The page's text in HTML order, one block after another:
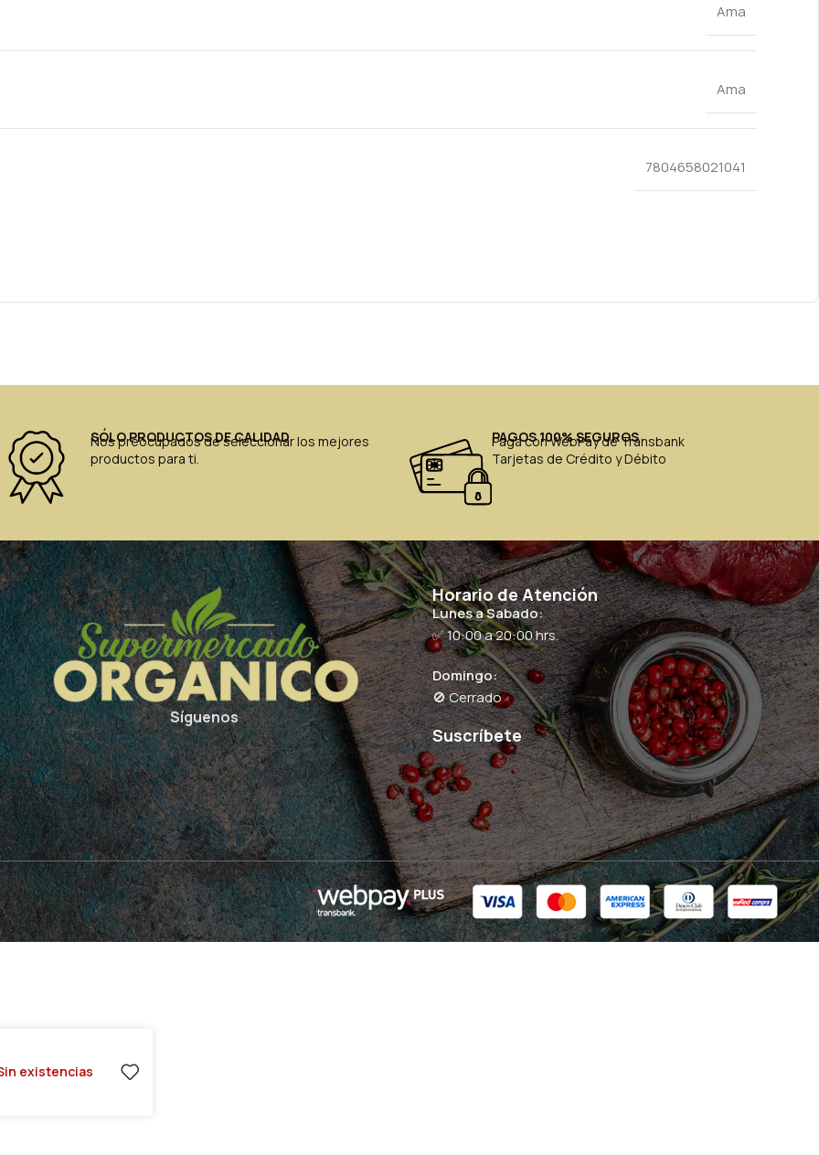
Ama
Ama
7804658021041
SÓLO PRODUCTOS DE CALIDAD
Nos preocupados de seleccionar los mejores
productos para ti.
PAGOS 100% SEGUROS
Paga con WebPay de Transbank
Tarjetas de Crédito y Débito
Síguenos
Horario de Atención
Lunes a Sabado:
✅ 10:00 a 20:00 hrs.
Domingo:
🚫 Cerrado
Suscríbete
existencias